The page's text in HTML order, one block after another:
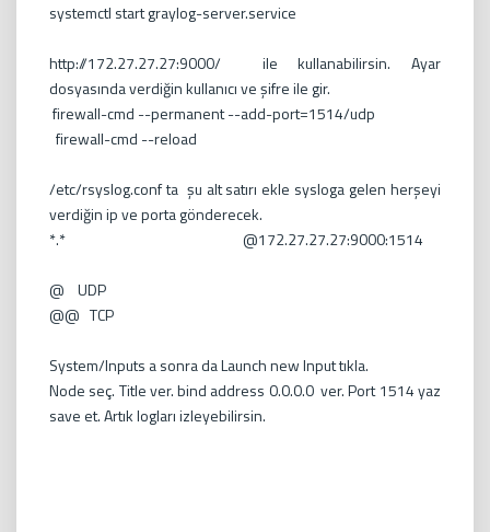
systemctl start graylog-server.service
http://172.27.27.27:9000/ ile kullanabilirsin. Ayar
dosyasında verdiğin kullanıcı ve şifre ile gir.
firewall-cmd --permanent --add-port=1514/udp
firewall-cmd --reload
/etc/rsyslog.conf ta şu alt satırı ekle sysloga gelen herşeyi
verdiğin ip ve porta gönderecek.
*.* @172.27.27.27:9000:1514
@ UDP
@@ TCP
System/Inputs a sonra da Launch new Input tıkla.
Node seç. Title ver. bind address 0.0.0.0 ver. Port 1514 yaz
save et. Artık logları izleyebilirsin.